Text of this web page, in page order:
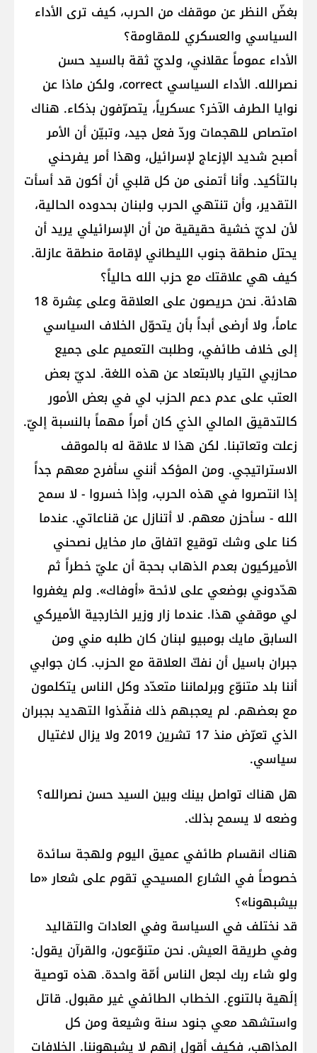
بغضّ النظر عن موقفك من الحرب، كيف ترى الأداء
السياسي والعسكري للمقاومة؟
الأداء عموماً عقلاني، ولديّ ثقة بالسيد حسن
نصرالله. الأداء السياسي correct، ولكن ماذا عن
نوايا الطرف الآخر؟ عسكرياً، يتصرّفون بذكاء. هناك
امتصاص للهجمات وردّ فعل جيد، وتبيّن أن الأمر
أصبح شديد الإزعاج لإسرائيل، وهذا أمر يفرحني
بالتأكيد. وأنا أتمنى من كل قلبي أن أكون قد أسأت
التقدير، وأن تنتهي الحرب ولبنان بحدوده الحالية،
لأن لديّ خشية حقيقية من أن الإسرائيلي يريد أن
يحتل منطقة جنوب الليطاني لإقامة منطقة عازلة.
كيف هي علاقتك مع حزب الله حالياً؟
هادئة. نحن حريصون على العلاقة وعلى عِشرة 18
عاماً، ولا أرضى أبداً بأن يتحوّل الخلاف السياسي
إلى خلاف طائفي، وطلبت التعميم على جميع
محازبي التيار بالابتعاد عن هذه اللغة. لديّ بعض
العتب على عدم دعم الحزب لي في بعض الأمور
كالتدقيق المالي الذي كان أمراً مهماً بالنسبة إليّ.
زعلت وتعاتبنا. لكن هذا لا علاقة له بالموقف
الاستراتيجي. ومن المؤكد أنني سأفرح معهم جداً
إذا انتصروا في هذه الحرب، وإذا خسروا - لا سمح
الله - سأحزن معهم. لا أتنازل عن قناعاتي. عندما
كنا على وشك توقيع اتفاق مار مخايل نصحني
الأميركيون بعدم الذهاب بحجة أن عليّ خطراً ثم
هدّدوني بوضعي على لائحة «أوفاك». ولم يغفروا
لي موقفي هذا. عندما زار وزير الخارجية الأميركي
السابق مايك بومبيو لبنان كان طلبه مني ومن
جبران باسيل أن نفكّ العلاقة مع الحزب. كان جوابي
أننا بلد متنوّع وبرلماننا متعدّد وكل الناس يتكلمون
مع بعضهم. لم يعجبهم ذلك فنفّذوا التهديد بجبران
الذي تعرّض منذ 17 تشرين 2019 ولا يزال لاغتيال
سياسي.
هل هناك تواصل بينك وبين السيد حسن نصرالله؟
وضعه لا يسمح بذلك.
هناك انقسام طائفي عميق اليوم ولهجة سائدة
خصوصاً في الشارع المسيحي تقوم على شعار «ما
بيشبهونا»؟
قد نختلف في السياسة وفي العادات والتقاليد
وفي طريقة العيش. نحن متنوّعون، والقرآن يقول:
ولو شاء ربك لجعل الناس أمّة واحدة. هذه توصية
إلَهية بالتنوع. الخطاب الطائفي غير مقبول. قاتل
واستشهد معي جنود سنة وشيعة ومن كل
المذاهب، فكيف أقول إنهم لا يشبهوننا. الخلافات